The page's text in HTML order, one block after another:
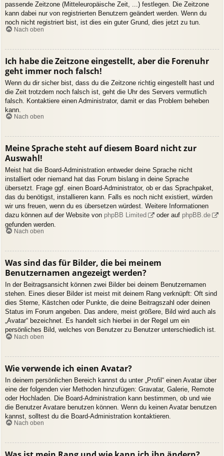
passende Zeitzone (Mitteleuropäische Zeit, ...) festlegen. Die Zeitzone
kann dabei nur von registrierten Benutzern geändert werden. Wenn du
noch nicht registriert bist, ist dies ein guter Grund, dies jetzt zu tun.
Nach oben
Ich habe die Zeitzone eingestellt, aber die Forenuhr
geht immer noch falsch!
Wenn du dir sicher bist, dass du die Zeitzone richtig eingestellt hast und
die Zeit trotzdem noch falsch ist, geht die Uhr des Servers vermutlich
falsch. Kontaktiere einen Administrator, damit er das Problem beheben
kann.
Nach oben
Meine Sprache steht auf diesem Board nicht zur
Auswahl!
Meist hat die Board-Administration entweder deine Sprache nicht
installiert oder niemand hat das Forum bislang in deine Sprache
übersetzt. Frage ggf. einen Board-Administrator, ob er das Sprachpaket,
das du benötigst, installieren kann. Falls es noch nicht existiert, würden
wir uns freuen, wenn du es übersetzen würdest. Weitere Informationen
dazu können auf der Website von phpBB Limited oder auf phpBB.de
gefunden werden.
Nach oben
Was sind das für Bilder, die bei meinem
Benutzernamen angezeigt werden?
In der Beitragsansicht können zwei Bilder bei deinem Benutzernamen
stehen. Eines dieser Bilder ist meist mit deinem Rang verknüpft: Oft sind
dies Sterne, Kästchen oder Punkte, die deine Beitragszahl oder deinen
Status im Forum angeben. Das andere, meist größere, Bild wird auch als
„Avatar“ bezeichnet. Es handelt sich hierbei in der Regel um ein
persönliches Bild, welches von Benutzer zu Benutzer unterschiedlich ist.
Nach oben
Wie verwende ich einen Avatar?
In deinem persönlichen Bereich kannst du unter „Profil“ einen Avatar über
eine der folgenden vier Methoden hinzufügen: Gravatar, Galerie, Remote
oder Hochladen. Die Board-Administration kann bestimmen, ob und wie
die Benutzer Avatare benutzen können. Wenn du keinen Avatar benutzen
kannst, solltest du die Board-Administration kontaktieren.
Nach oben